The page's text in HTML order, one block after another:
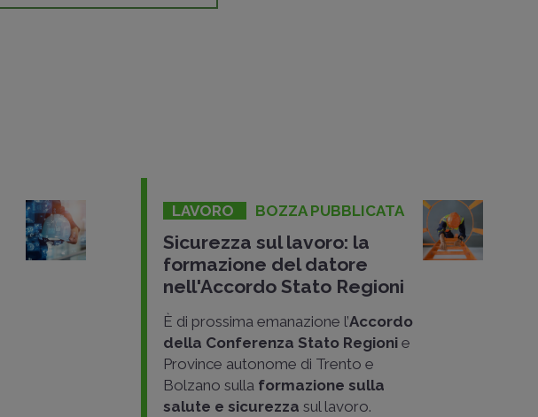
LAVORO BOZZA PUBBLICATA
Sicurezza sul lavoro: la
formazione del datore
nell'Accordo Stato Regioni
È di prossima emanazione l’Accordo
della Conferenza Stato Regioni e
Province autonome di Trento e
Bolzano sulla formazione sulla
salute e sicurezza sul lavoro.